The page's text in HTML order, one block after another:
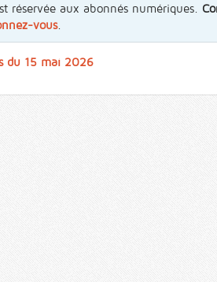
réservée aux abonnés numériques.
vous.
du 15 mai 2026